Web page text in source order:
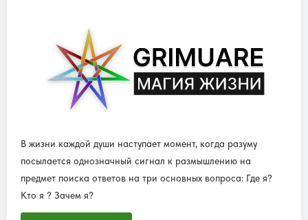
В жизни каждой души наступает момент, когда разуму
посылается однозначный сигнал к размышлению на
предмет поиска ответов на три основных вопроса: Где я?
Кто я ? Зачем я?